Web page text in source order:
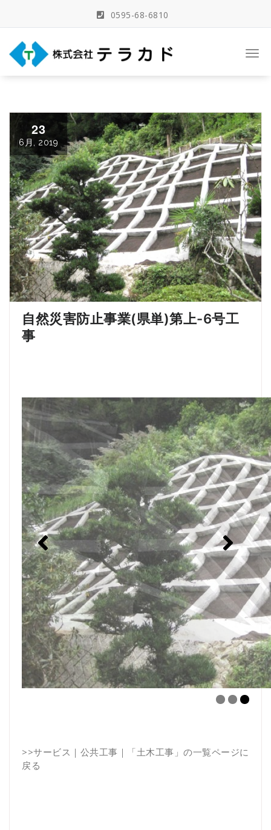
content
0595-68-6810
三重県名張市の建築事務所
23
6月, 2019
自然災害防止事業(県単)第上-6号工
事
>>サービス｜公共工事｜「土木工事」の一覧ページに
戻る